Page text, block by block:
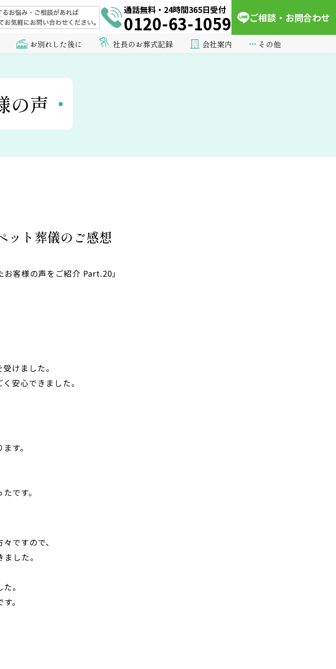
通話無料・24時間365日受付
0120-63-1059 ご相談・お問合わせ
お別れした後に 社長のお葬式記録 会社案内 その他
の声
ット葬儀のご感想
客様の声をご紹介 Part.20」
けました。
安心できました。
す。
です。
ですので、
した。
。
。